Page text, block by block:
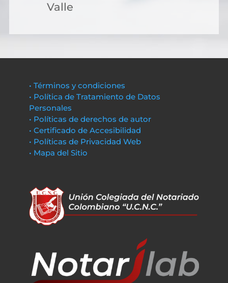
Valle
• Términos y condiciones
• Política de Tratamiento de Datos
Personales
• Políticas de derechos de autor
• Certificado de Accesibilidad
• Políticas de Privacidad Web
• Mapa del Sitio